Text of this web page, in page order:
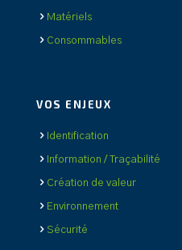
Matériels
Consommables
VOS ENJEUX
Identification
Information / Traçabilité
Création de valeur
Environnement
Sécurité